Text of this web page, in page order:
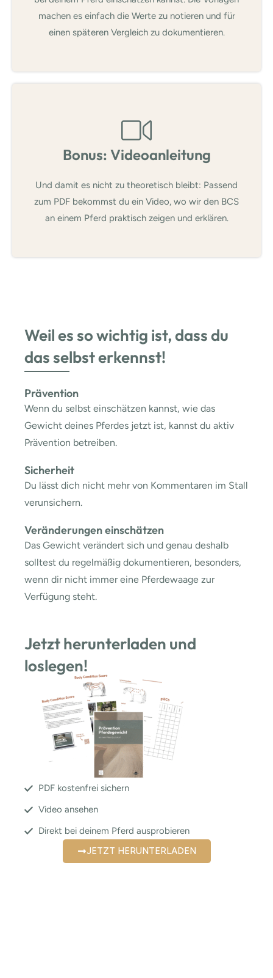
machen es einfach die Werte zu notieren und für
einen späteren Vergleich zu dokumentieren.
Bonus: Videoanleitung
Und damit es nicht zu theoretisch bleibt: Passend
zum PDF bekommst du ein Video, wo wir den BCS
an einem Pferd praktisch zeigen und erklären.
Weil es so wichtig ist, dass du
das selbst erkennst!
Prävention
Wenn du selbst einschätzen kannst, wie das
Gewicht deines Pferdes jetzt ist, kannst du aktiv
Prävention betreiben.
Sicherheit
Du lässt dich nicht mehr von Kommentaren im Stall
verunsichern.
Veränderungen einschätzen
Das Gewicht verändert sich und genau deshalb
solltest du regelmäßig dokumentieren, besonders,
wenn dir nicht immer eine Pferdewaage zur
Verfügung steht.
Jetzt herunterladen und
loslegen!
PDF kostenfrei sichern
Video ansehen
Direkt bei deinem Pferd ausprobieren
JETZT HERUNTERLADEN